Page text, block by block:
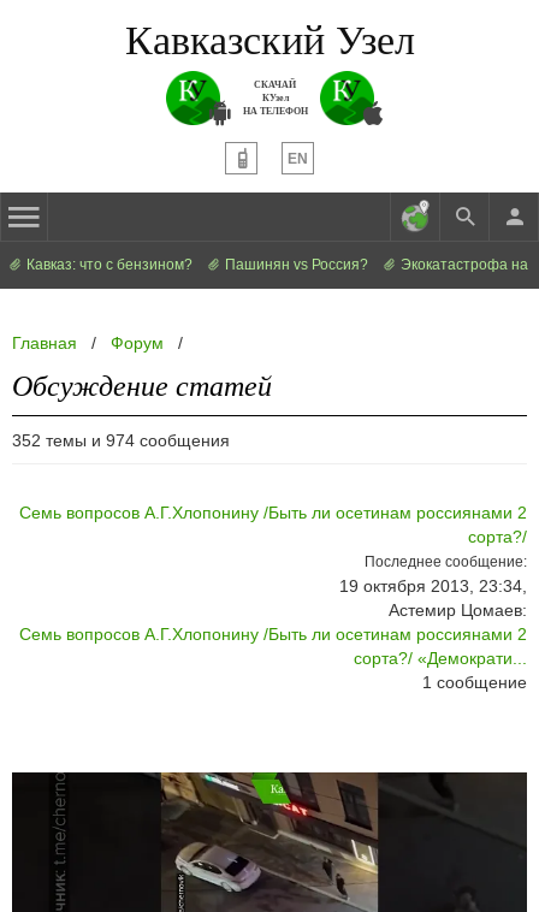
Кавказский Узел
СКАЧАЙ
КУзел
НА ТЕЛЕФОН
EN
Кавказ: что с бензином? Пашинян vs Россия? Экокатастрофа на
Главная / Форум /
Обсуждение статей
352 темы и 974 сообщения
Семь вопросов А.Г.Хлопонину /Быть ли осетинам россиянами 2
сорта?/
Последнее сообщение:
19 октября 2013, 23:34,
Астемир Цомаев:
Семь вопросов А.Г.Хлопонину /Быть ли осетинам россиянами 2
сорта?/ «Демократи...
1 сообщение